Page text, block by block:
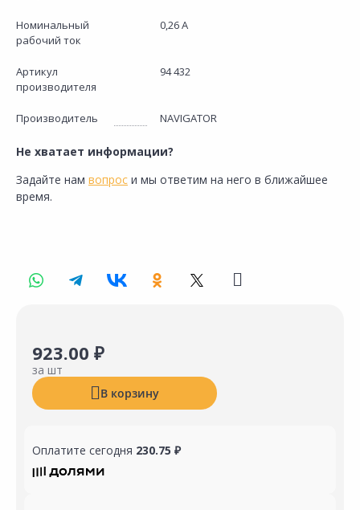
Номинальный
рабочий ток
0,26 А
Артикул
производителя
94 432
Производитель NAVIGATOR
Не хватает информации?
Задайте нам вопрос и мы ответим на него в ближайшее
время.
923.00 ₽
за шт
В корзину
Оплатите сегодня 230.75 ₽